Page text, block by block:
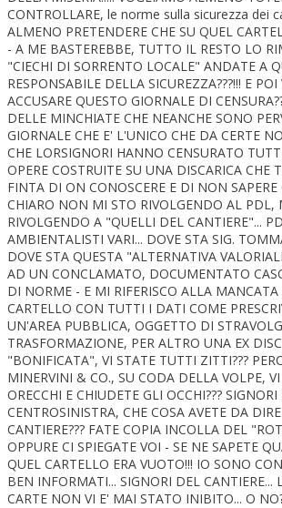
CONTROLLARE, le norme sulla sicurezza dei
ALMENO PRETENDERE CHE SU QUEL
- A ME BASTEREBBE, TUTTO IL RESTO LO
"CIECHI DI SORRENTO LOCALE" ANDATE A
RESPONSABILE DELLA SICUREZZA???!!! E
ACCUSARE QUESTO GIORNALE DI
DELLE MINCHIATE CHE NEANCHE SONO
GIORNALE CHE E' L'UNICO CHE DA CERTE
CHE LORSIGNORI HANNO CENSURATO
OPERE COSTRUITE SU UNA DISCARICA CHE
FINTA DI ON CONOSCERE E DI NON SAPERE
CHIARO NON MI STO RIVOLGENDO AL PDL,
RIVOLGENDO A "QUELLI DEL CANTIERE"...
AMBIENTALISTI VARI... DOVE STA SIG.
DOVE STA QUESTA "ALTERNATIVA
AD UN CONCLAMATO, DOCUMENTATO
DI NORME - E MI RIFERISCO ALLA MANCATA
CARTELLO CON TUTTI I DATI COME
UN'AREA PUBBLICA, OGGETTO DI
TRASFORMAZIONE, PER ALTRO UNA EX
"BONIFICATA", VI STATE TUTTI ZITTI???
MINERVINI & CO., SU CODA DELLA VOLPE,
ORECCHI E CHIUDETE GLI OCCHI???
CENTROSINISTRA, CHE COSA AVETE DA
CANTIERE??? FATE COPIA INCOLLA DEL
OPPURE CI SPIEGATE VOI - SE NE SAPETE
QUEL CARTELLO ERA VUOTO!!! IO SONO
BEN INFORMATI... SIGNORI DEL CANTIERE...
CARTE NON VI E' MAI STATO INIBITO... O